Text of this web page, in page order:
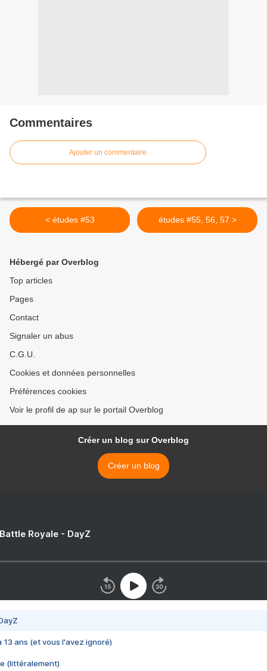
Commentaires
Ajouter un commentaire
< études #53 études #55, 56, 57 >
Hébergé par Overblog
Top articles
Pages
Contact
Signaler un abus
C.G.U.
Cookies et données personnelles
Préférences cookies
Voir le profil de ap sur le portail Overblog
Créer un blog sur Overblog
Créer un blog
Royale - DayZ
13 ans (et vous l'avez ignoré)
(littéralement)